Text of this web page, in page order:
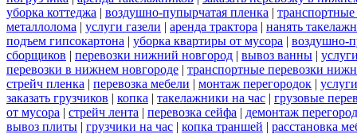
уборка коттеджа | воздушно-пупырчатая пленка | транспортные
металлолома | услуги газели | аренда трактора | нанять
подъем гипсокартона | уборка квартиры от мусора | воздушно-
сборщиков | перевозки нижний новгород | вывоз ванны |
перевозки в нижнем новгороде | транспортные перевозки
стрейч пленка | перевозка мебели | монтаж перегородок |
заказать грузчиков | копка | такелажники на час | грузовые
от мусора | стрейч лента | перевозка сейфа | демонтаж
вывоз плиты | грузчики на час | копка траншей | расстановка